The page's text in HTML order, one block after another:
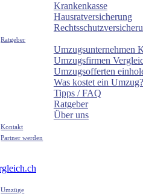
Krankenkasse
Hausratversicherung
Ratgeber
Umzugsunternehmen
Umzugsfirmen
Umzugsofferten
Was kostet ein Umzug?
Tipps / FAQ
Ratgeber
Über uns
Kontakt
Partner werden
Umzüge